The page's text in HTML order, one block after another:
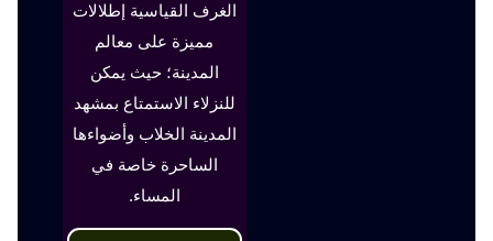
الغرف القياسية إطلالات
مميزة على معالم
المدينة؛ حيث يمكن
للنزلاء الاستمتاع بمشهد
المدينة الخلاب وأضواءها
الساحرة خاصة في
المساء.